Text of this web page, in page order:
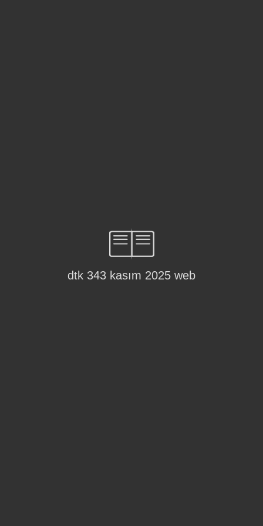
dtk 343 kasım 2025 web